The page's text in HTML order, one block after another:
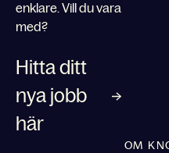
enklare. Vill du vara
med?
Hitta ditt
nya jobb
här
OM